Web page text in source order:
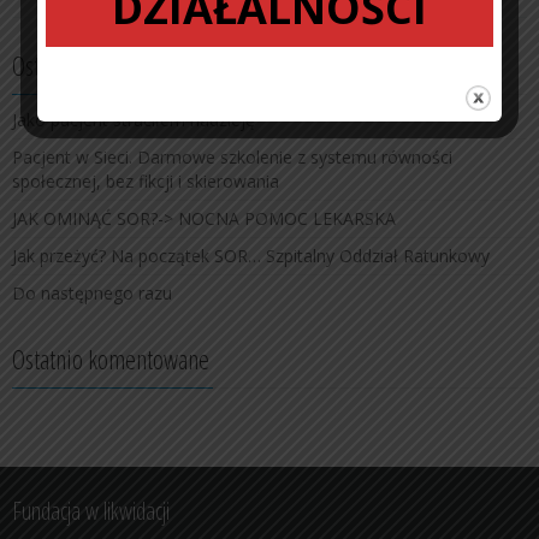
Ostatnie wpisy
Jako pacjent straciłem nadzieję
Pacjent w Sieci. Darmowe szkolenie z systemu równości
społecznej, bez fikcji i skierowania
JAK OMINĄĆ SOR?-> NOCNA POMOC LEKARSKA
Jak przeżyć? Na początek SOR… Szpitalny Oddział Ratunkowy
Do następnego razu
Ostatnio komentowane
Fundacja w likwidacji